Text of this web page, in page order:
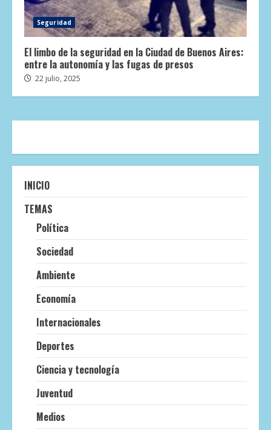
Seguridad
El limbo de la seguridad en la Ciudad de Buenos Aires:
entre la autonomía y las fugas de presos
22 julio, 2025
INICIO
TEMAS
Política
Sociedad
Ambiente
Economía
Internacionales
Deportes
Ciencia y tecnología
Juventud
Medios